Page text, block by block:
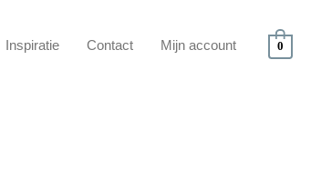
Inspiratie Contact Mijn account 0